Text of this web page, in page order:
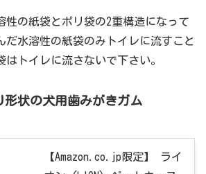
性の紙袋とポリ袋の2重構造になって
だ水溶性の紙袋のみトイレに流すこと
はトイレに流さないで下さい。
形状の犬用歯みがきガム
【Amazon.co.jp限定】 ライ